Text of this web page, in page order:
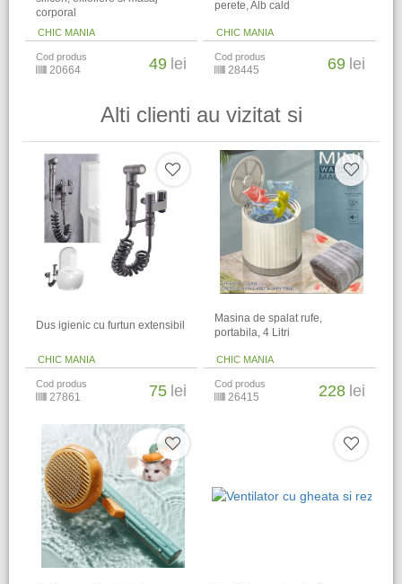
corporal
CHIC MANIA
Cod produs
20664 49 lei
perete, Alb cald
CHIC MANIA
Cod produs
28445 69 lei
Alti clienti au vizitat si
Dus igienic cu furtun extensibil
CHIC MANIA
Cod produs
27861 75 lei
Masina de spalat rufe,
portabila, 4 Litri
CHIC MANIA
Cod produs
26415 228 lei